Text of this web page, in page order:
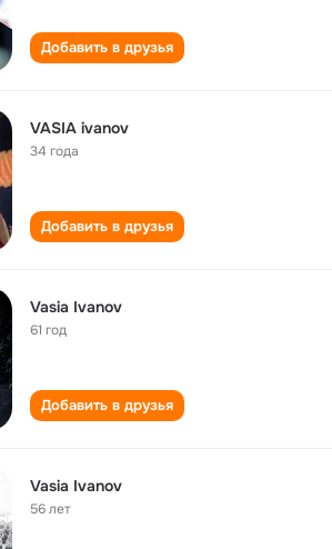
Добавить в друзья
VASIA ivanov
34 года
Добавить в друзья
Vasia Ivanov
61 год
Добавить в друзья
Vasia Ivanov
56 лет